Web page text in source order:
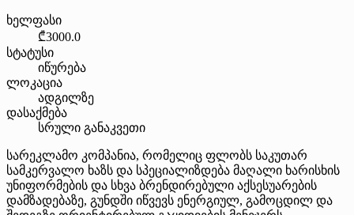
ხელფასი
₾3000.0
სტატუსი
იწურება
ლოკაცია
ადგილზე
დასაქმება
სრული განაკვეთი
სარეკლამო კომპანია, რომელიც ფლობს საკუთარ
სამკერვალო ხაზს და სპეციალიზდება მაღალი ხარისხის
უნიფორმების და სხვა ბრენდირებული აქსესუარების
დამზადებაზე, გუნდში იწვევს ენერგიულ, გამოცდილ და